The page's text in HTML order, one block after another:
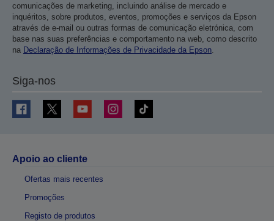
comunicações de marketing, incluindo análise de mercado e
inquéritos, sobre produtos, eventos, promoções e serviços da Epson
através de e-mail ou outras formas de comunicação eletrónica, com
base nas suas preferências e comportamento na web, como descrito
na Declaração de Informações de Privacidade da Epson.
Siga-nos
Apoio ao cliente
Ofertas mais recentes
Promoções
Registo de produtos